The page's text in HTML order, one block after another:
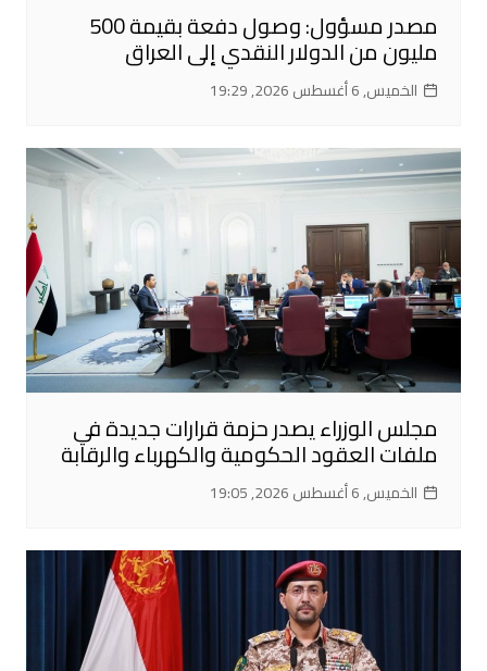
مصدر مسؤول: وصول دفعة بقيمة 500
مليون من الدولار النقدي إلى العراق
الخميس, 6 أغسطس 2026, 19:29
مجلس الوزراء يصدر حزمة قرارات جديدة في
ملفات العقود الحكومية والكهرباء والرقابة
الخميس, 6 أغسطس 2026, 19:05